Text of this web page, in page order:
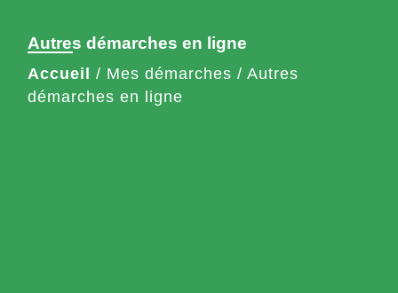
Autres démarches en ligne
Accueil / Mes démarches / Autres
démarches en ligne